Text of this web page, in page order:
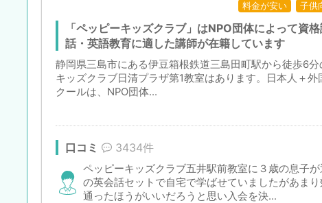
料金が安い 子供
「ペッピーキッズクラブ」はNPO団体によって資
話・英語教育に適した講師が在籍しています
静岡県三島市にある伊豆箱根鉄道三島田町駅から徒歩6
キッズクラブ日清プラザ第1教室はあります。日本人＋
クールは、NPO団体...
口コミ 3434件
ペッピーキッズクラブ五井駅前教室に３歳の息子
の英会話セットで自宅で学ばせていましたがあま
通ったほうがいいだろうと思い入会を決...